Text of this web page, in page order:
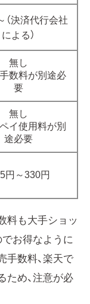
（決済代行会社
による）
無し
数料が別途必
要
無し
イ使用料が別
途必要
円～330円
料も大手ショッ
でお得なように
手数料、楽天で
ため、注意が必